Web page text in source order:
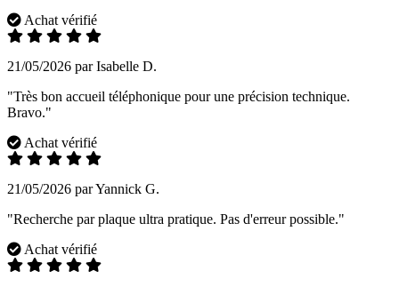
Achat vérifié
21/05/2026 par Isabelle D.
"Très bon accueil téléphonique pour une précision technique.
Bravo."
Achat vérifié
21/05/2026 par Yannick G.
"Recherche par plaque ultra pratique. Pas d'erreur possible."
Achat vérifié